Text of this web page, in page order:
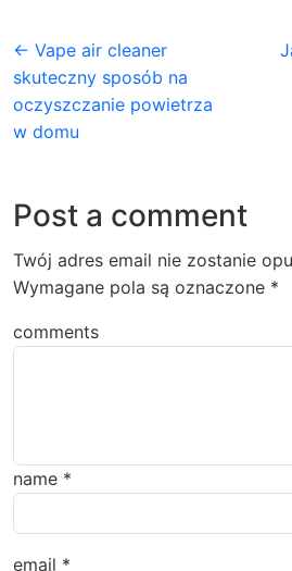
← Vape air cleaner
skuteczny sposób na
oczyszczanie powietrza
w domu
Post a comment
Twój adres email nie zostanie
Wymagane pola są oznaczone *
comments
name *
email *